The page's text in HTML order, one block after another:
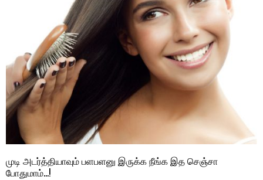
முடி அடர்த்தியாவும் பளபளனு இருக்க நீங்க இத செஞ்சா
போதுமாம்…!